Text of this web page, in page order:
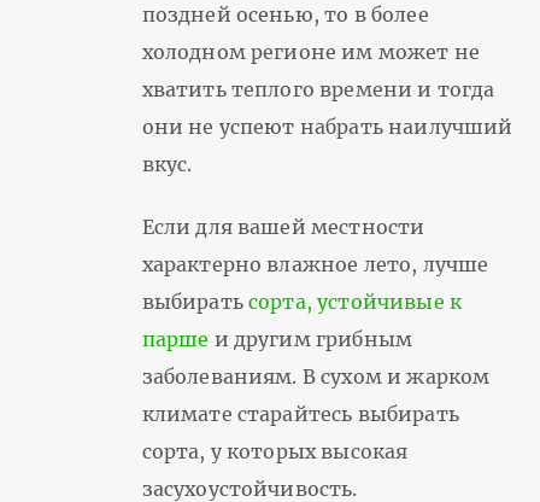
поздней осенью, то в более
холодном регионе им может не
хватить теплого времени и тогда
они не успеют набрать наилучший
вкус.
Если для вашей местности
характерно влажное лето, лучше
выбиратьсорта, устойчивые к
парше и другим грибным
заболеваниям. В сухом и жарком
климате старайтесь выбирать
сорта, у которых высокая
засухоустойчивость.